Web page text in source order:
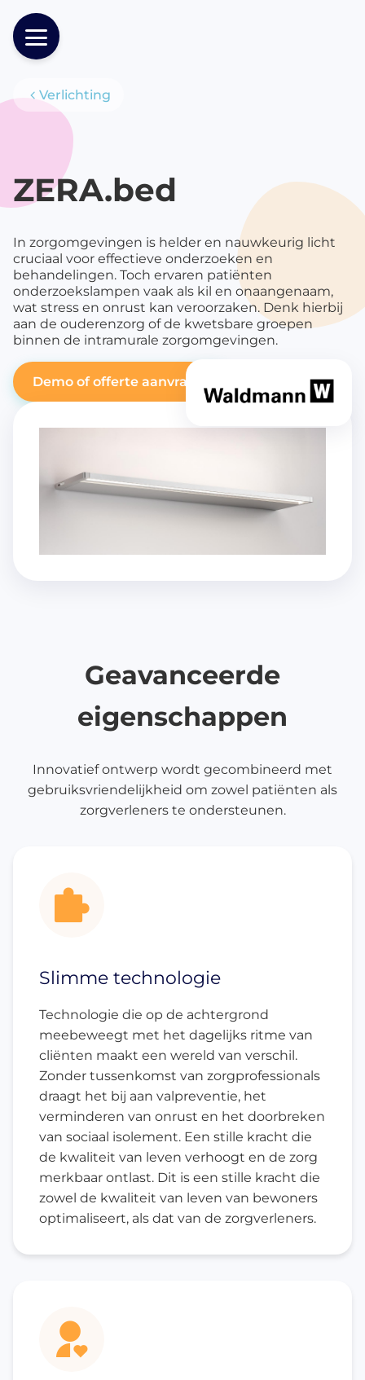
Producten
Verlichting
ZERA.bed
In zorgomgevingen is helder en nauwkeurig licht
cruciaal voor effectieve onderzoeken en
behandelingen. Toch ervaren patiënten
onderzoekslampen vaak als kil en onaangenaam,
wat stress en onrust kan veroorzaken. Denk hierbij
aan de ouderenzorg of de kwetsbare groepen
binnen de intramurale zorgomgevingen.
Demo of offerte aanvragen
Geavanceerde
eigenschappen
Innovatief ontwerp wordt gecombineerd met
gebruiksvriendelijkheid om zowel patiënten als
zorgverleners te ondersteunen.
Slimme technologie
Technologie die op de achtergrond
meebeweegt met het dagelijks ritme van
cliënten maakt een wereld van verschil.
Zonder tussenkomst van zorgprofessionals
draagt het bij aan valpreventie, het
verminderen van onrust en het doorbreken
van sociaal isolement. Een stille kracht die
de kwaliteit van leven verhoogt en de zorg
merkbaar ontlast. Dit is een stille kracht die
zowel de kwaliteit van leven van bewoners
optimaliseert, als dat van de zorgverleners.